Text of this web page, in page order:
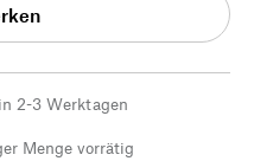
2-3 Werktagen
Menge vorrätig